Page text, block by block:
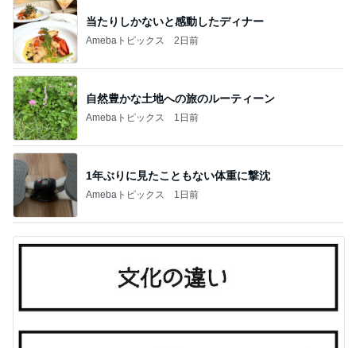
当たりしかないと感動したディナー
Amebaトピックス 2日前
自然豊かな土地への旅のルーティーン
Amebaトピックス 1日前
1年ぶりに見たこともない体重に撃沈
Amebaトピックス 1日前